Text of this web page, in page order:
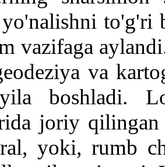
to'g'ri
vazifaga
va
boshladi.
joriy
yoki, rumb